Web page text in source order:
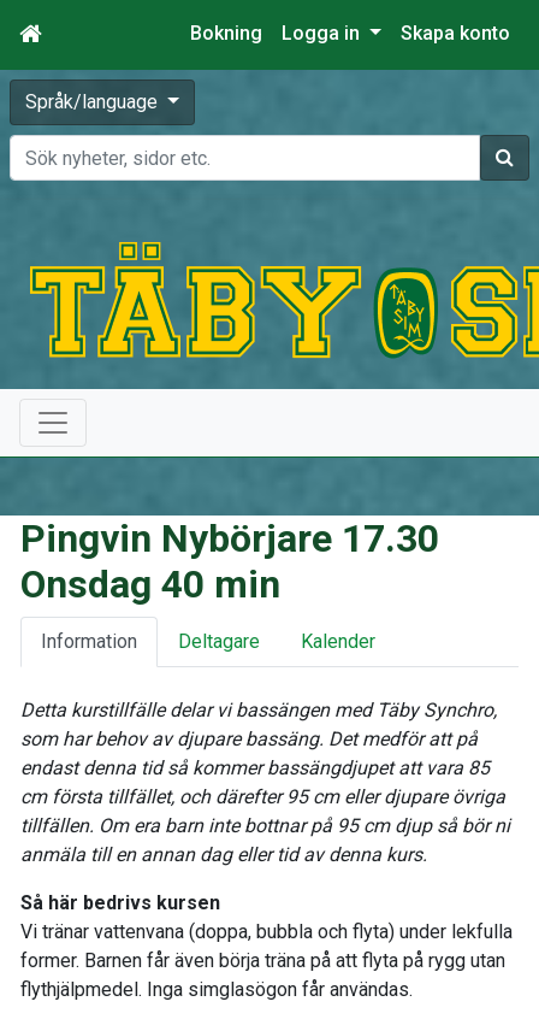
Bokning Logga in Skapa konto
Språk/language
Sök
Pingvin Nybörjare 17.30
Onsdag 40 min
Information Deltagare Kalender
Detta kurstillfälle delar vi bassängen med Täby Synchro,
som har behov av djupare bassäng. Det medför att på
endast denna tid så kommer bassängdjupet att vara 85
cm första tillfället, och därefter 95 cm eller djupare övriga
tillfällen. Om era barn inte bottnar på 95 cm djup så bör ni
anmäla till en annan dag eller tid av denna kurs.
Så här bedrivs kursen
Vi tränar vattenvana (doppa, bubbla och flyta) under lekfulla
former. Barnen får även börja träna på att flyta på rygg utan
flythjälpmedel. Inga simglasögon får användas.